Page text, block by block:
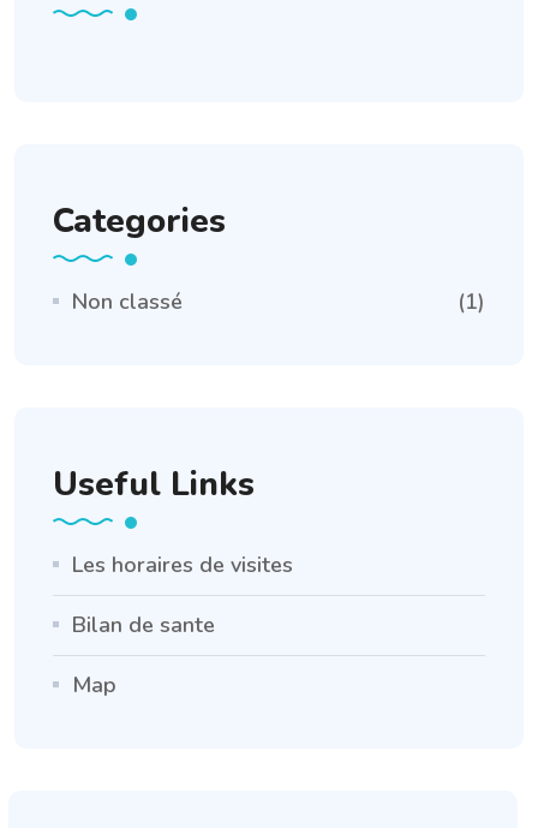
Categories
Non classé (1)
Useful Links
Les horaires de visites
Bilan de sante
Map